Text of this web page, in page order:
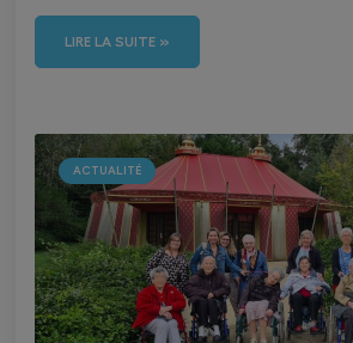
LIRE LA SUITE »
ACTUALITÉ